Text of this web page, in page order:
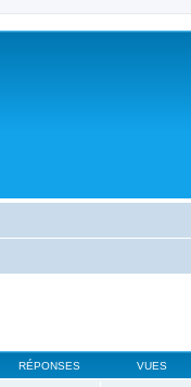
RÉPONSES VUES